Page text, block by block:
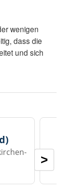
wenigen
dass die
und sich
>